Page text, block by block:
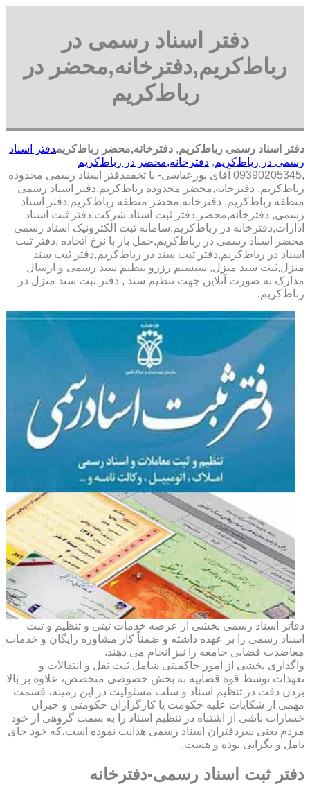
دفتر اسناد رسمی در
رباط‌کریم,دفترخانه,محضر در
رباط‌کریم
دفتر اسناد رسمی رباط‌کریم, دفترخانه,محضر رباط‌کریمدفتر اسناد
رسمی در رباط‌کریم, دفترخانه,محضر در رباط‌کریم
,09390205345 آقای پورعباسی- با تخففدفتر اسناد رسمی محدوده
رباط‌کریم, دفترخانه,محضر محدوده رباط‌کریم,دفتر اسناد رسمی
منطقه رباط‌کریم, دفترخانه,محضر منطقه رباط‌کریم,دفتر اسناد
رسمی, دفترخانه,محضر,دفتر ثبت اسناد شرکت,دفتر ثبت اسناد
ادارات,دفترخانه در رباط‌کریم,سامانه ثبت الکترونیک اسناد رسمی
محضر اسناد رسمی در رباط‌کریم,حمل بار با نرخ اتحاده ,دفتر ثبت
اسناد در رباط‌کریم,دفتر ثبت سند در رباط‌کریم,دفتر ثبت سند
منزل,ثبت سند منزل, سیستم رزرو تنظیم سند رسمی و ارسال
مدارک به صورت آنلاین جهت تنظیم سند , دفتر ثبت سند منزل در
رباط‌کریم,
دفاتر اسناد رسمی بخشی از عرضه خدمات ثبتی و تنظیم و ثبت
اسناد رسمی را بر عهده داشته و ضمناً کار مشاوره رایگان و خدمات
معاضدت قضایی جامعه را نیز انجام می دهند.
واگذاری بخشی از امور حاکمیتی شامل ثبت نقل و انتقالات و
تعهدات توسط قوه قضاییه به بخش خصوصی متخصص، علاوه بر بالا
بردن دقت در تنظیم اسناد و سلب مسئولیت در این زمینه، قسمت
مهمی از شکایات علیه حکومت یا کارگزاران حکومتی و جبران
خسارات ناشی از اشتباه در تنظیم اسناد را به سمت گروهی از خود
مردم یعنی سردفتران اسناد رسمی هدایت نموده است،که خود جای
تامل و نگرانی بوده و هست.
دفتر ثبت اسناد رسمی-دفترخانه